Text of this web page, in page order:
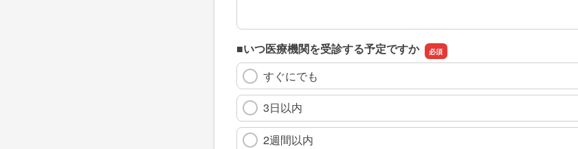
■いつ医療機関を受診する予定ですか
すぐにでも
3日以内
2週間以内